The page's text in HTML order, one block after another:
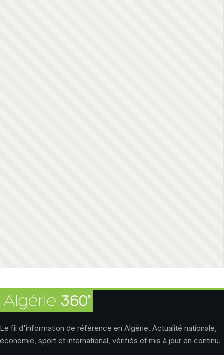
Le fil d'information de référence en Algérie. Actualité nationale,
économie, sport et international, vérifiés et mis à jour en continu.